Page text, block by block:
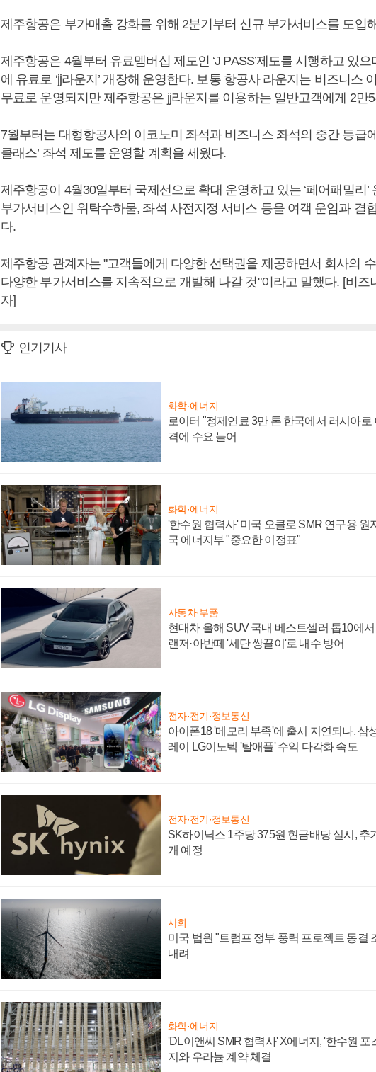
제주항공은 부가매출 강화를 위해 2분기부터 신규 부가서비스를 도입
제주항공은 4월부터 유료멤버십 제도인 ‘J PASS’제도를 시행하고 있
에 유료로 ‘jj라운지’ 개장해 운영한다. 보통 항공사 라운지는 비즈니스
무료로 운영되지만 제주항공은 jj라운지를 이용하는 일반고객에게 2만
7월부터는 대형항공사의 이코노미 좌석과 비즈니스 좌석의 중간 등급
클래스’ 좌석 제도를 운영할 계획을 세웠다.
제주항공이 4월30일부터 국제선으로 확대 운영하고 있는 ‘페어패밀리’
부가서비스인 위탁수하물, 좌석 사전지정 서비스 등을 여객 운임과 결
다.
제주항공 관계자는 "고객들에게 다양한 선택권을 제공하면서 회사의
다양한 부가서비스를 지속적으로 개발해 나갈 것"이라고 말했다. [비즈
자]
인기기사
화학·에너지
로이터 "정제연료 3만 톤 한국에서 러시아로
격에 수요 늘어
화학·에너지
'한수원 협력사' 미국 오클로 SMR 연구용 원
국 에너지부 "중요한 이정표"
자동차·부품
현대차 올해 SUV 국내 베스트셀러 톱10에
랜저·아반떼 '세단 쌍끌이'로 내수 방어
전자·전기·정보통신
아이폰18 '메모리 부족'에 출시 지연되나, 삼
레이 LG이노텍 '탈애플' 수익 다각화 속도
전자·전기·정보통신
SK하이닉스 1주당 375원 현금배당 실시, 추
개 예정
사회
미국 법원 "트럼프 정부 풍력 프로젝트 동결
내려
화학·에너지
'DL이앤씨 SMR 협력사' X에너지, '한수원 포
지와 우라늄 계약 체결